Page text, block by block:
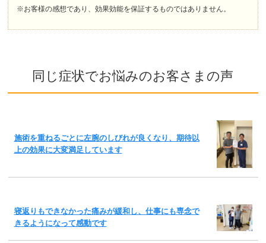
※お客様の感想であり、効果効能を保証するものではありません。
同じ症状でお悩みのお客さまの声
施術を重ねるごとに左腕のしびれが良くなり、期待以
上の効果に大変満足しています
寝返りもできなかった痛みが緩和し、仕事にも専念で
きるようになって感動です